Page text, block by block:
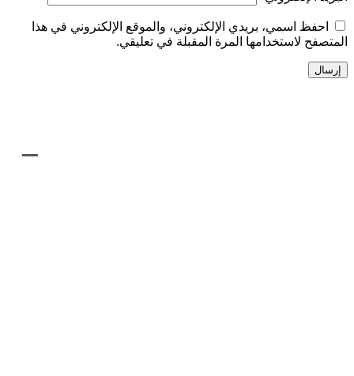
بريدي الإلكتروني، والموقع الإلكتروني في هذا
المرة المقبلة في تعليقي.